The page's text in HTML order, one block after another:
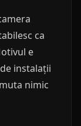
ca
e
instalații
nimic